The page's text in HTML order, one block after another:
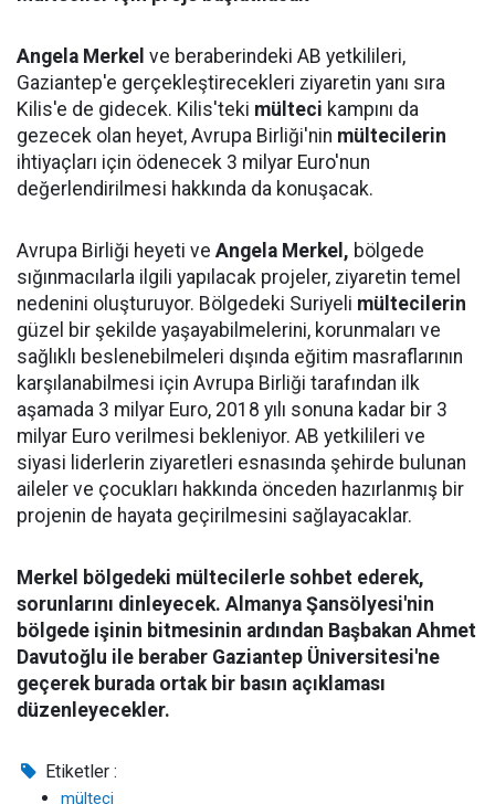
Angela Merkel ve beraberindeki AB yetkilileri,
Gaziantep'e gerçekleştirecekleri ziyaretin yanı sıra
Kilis'e de gidecek. Kilis'teki mülteci kampını da
gezecek olan heyet, Avrupa Birliği'nin mültecilerin
ihtiyaçları için ödenecek 3 milyar Euro'nun
değerlendirilmesi hakkında da konuşacak.
Avrupa Birliği heyeti ve Angela Merkel, bölgede
sığınmacılarla ilgili yapılacak projeler, ziyaretin temel
nedenini oluşturuyor. Bölgedeki Suriyeli mültecilerin
güzel bir şekilde yaşayabilmelerini, korunmaları ve
sağlıklı beslenebilmeleri dışında eğitim masraflarının
karşılanabilmesi için Avrupa Birliği tarafından ilk
aşamada 3 milyar Euro, 2018 yılı sonuna kadar bir 3
milyar Euro verilmesi bekleniyor. AB yetkilileri ve
siyasi liderlerin ziyaretleri esnasında şehirde bulunan
aileler ve çocukları hakkında önceden hazırlanmış bir
projenin de hayata geçirilmesini sağlayacaklar.
Merkel bölgedeki mültecilerle sohbet ederek,
sorunlarını dinleyecek. Almanya Şansölyesi'nin
bölgede işinin bitmesinin ardından Başbakan Ahmet
Davutoğlu ile beraber Gaziantep Üniversitesi'ne
geçerek burada ortak bir basın açıklaması
düzenleyecekler.
Etiketler :
mülteci